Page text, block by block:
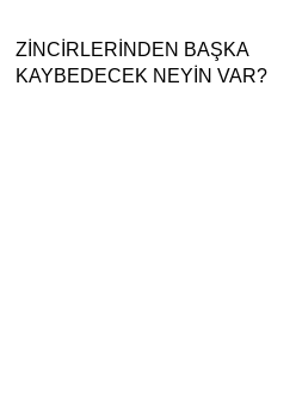
ZİNCİRLERİNDEN BAŞKA
KAYBEDECEK NEYİN VAR?